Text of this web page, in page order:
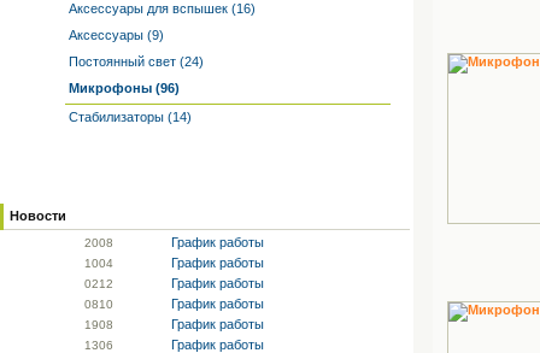
Аксессуары для вспышек (16)
Аксессуары (9)
Постоянный свет (24)
Микрофоны (96)
Стабилизаторы (14)
Новости
2008 График работы
1004 График работы
0212 График работы
0810 График работы
1908 График работы
1306 График работы